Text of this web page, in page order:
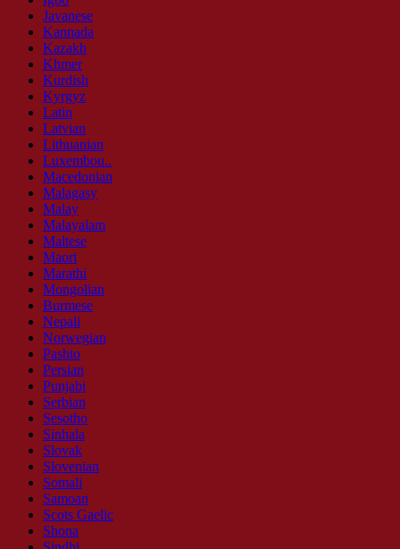
Javanese
Kannada
Kazakh
Khmer
Kurdish
Kyrgyz
Latin
Latvian
Lithuanian
Luxembou..
Macedonian
Malagasy
Malay
Malayalam
Maltese
Maori
Marathi
Mongolian
Burmese
Nepali
Norwegian
Pashto
Persian
Punjabi
Serbian
Sesotho
Sinhala
Slovak
Slovenian
Somali
Samoan
Scots Gaelic
Shona